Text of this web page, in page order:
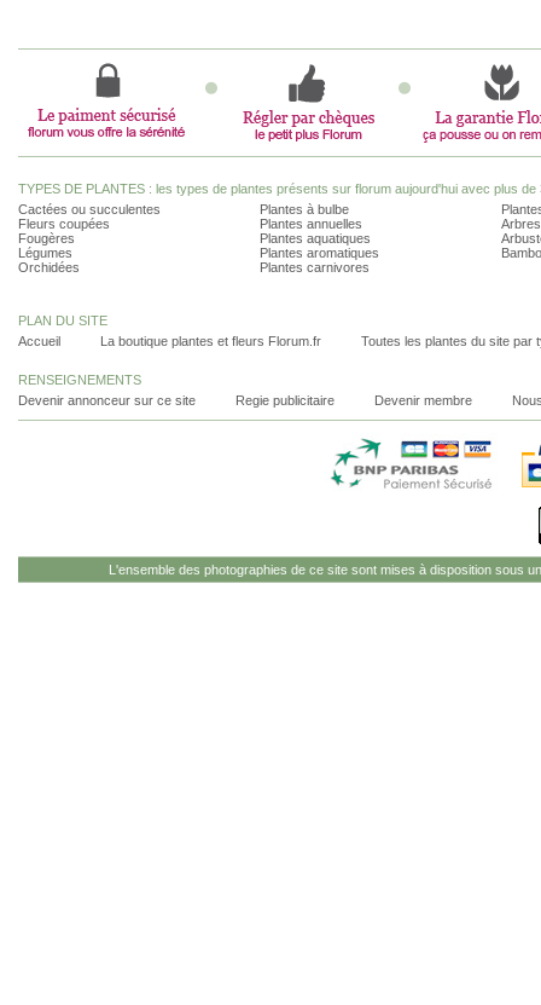
TYPES DE PLANTES : les types de plantes présents sur florum aujourd'hui avec plus de
Cactées ou succulentes
Fleurs coupées
Fougères
Légumes
Orchidées
Plantes à bulbe
Plantes annuelles
Plantes aquatiques
Plantes aromatiques
Plantes carnivores
PLAN DU SITE
Accueil
La boutique plantes et fleurs Florum.fr Toutes les plantes du site par
RENSEIGNEMENTS
Devenir annonceur sur ce site
Regie publicitaire Devenir membre
L'ensemble des photographies de ce site sont mises à disposition sous